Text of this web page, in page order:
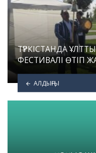
ТҮРКІСТАНДА
ФЕСТИВАЛІ ӨТІП
АЛДЫҢҒЫ